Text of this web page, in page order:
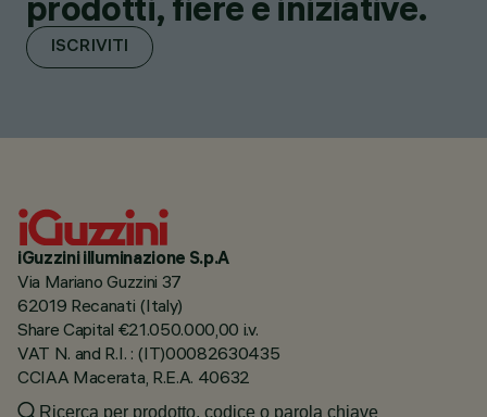
ISCRIVITI
iGuzzini illuminazione S.p.A
Via Mariano Guzzini 37
62019 Recanati (Italy)
Share Capital €21.050.000,00 i.v.
VAT N. and R.I. : (IT)00082630435
CCIAA Macerata, R.E.A. 40632